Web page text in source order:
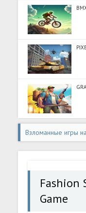
Взломанные игры
Fashion Stylist:
Fashion
Game